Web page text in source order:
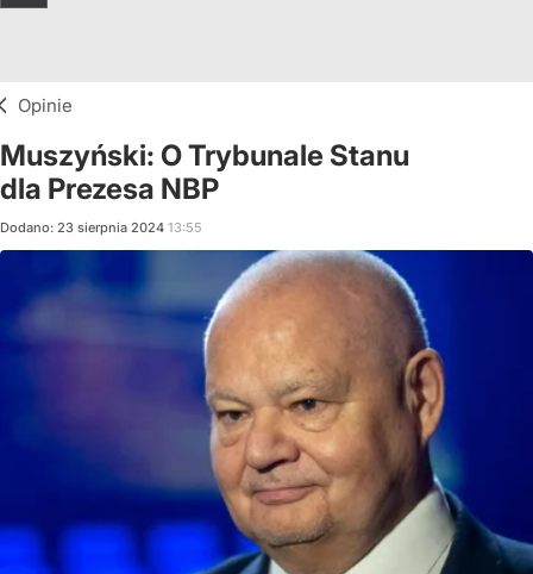
Opinie
Muszyński: O Trybunale Stanu
dla Prezesa NBP
Dodano: 23 sierpnia 2024 13:55